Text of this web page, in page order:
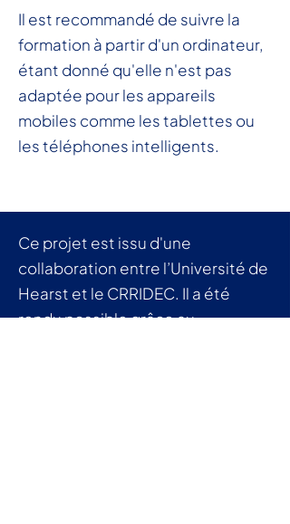
Il est recommandé de suivre la
formation à partir d'un ordinateur,
étant donné qu'elle n'est pas
adaptée pour les appareils
mobiles comme les tablettes ou
les téléphones intelligents.
Ce projet est issu d'une
collaboration entre l’Université de
Hearst et le CRRIDEC. Il a été
rendu possible grâce au